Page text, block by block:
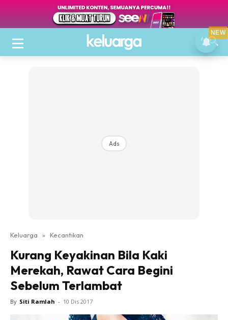
Ads
Keluarga » Kecantikan
Kurang Keyakinan Bila Kaki
Merekah, Rawat Cara Begini
Sebelum Terlambat
By Siti Ramlah - 10 Dis 2017
NEW